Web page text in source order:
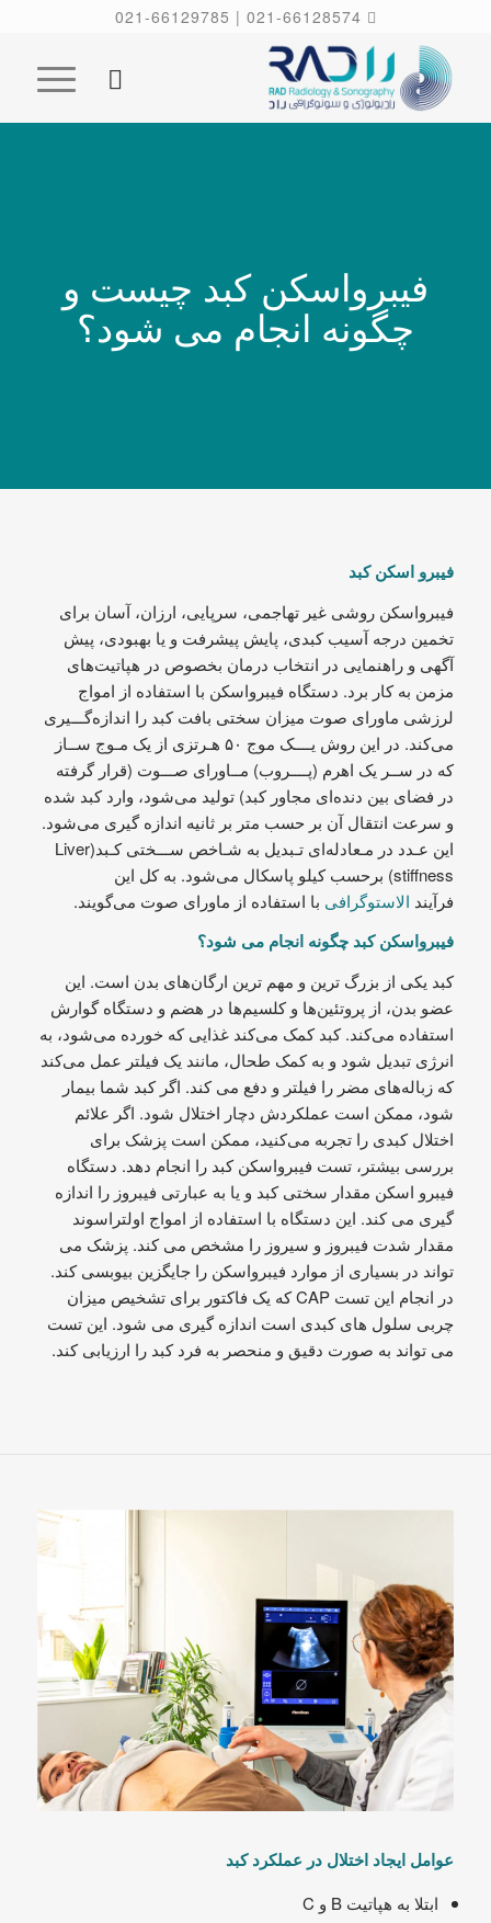
021-66128574
|
021-66129785
فیبرواسکن کبد چیست و
چگونه انجام می شود؟
فيبرو اسكن كبد
فیبرواسکن روشی غیر تهاجمی، سرپایی، ارزان، آسان برای
تخمین درجه آسیب کبدی، پایش پیشرفت و یا بهبودی، پیش
آگهی و راهنمایی در انتخاب درمان بخصوص در هپاتیت‌های
مزمن به کار برد. دستگاه فیبرواسکن با استفاده از امواج
لرزشی ماورای صوت میزان سختی بافت کبد را اندازه‌گـــیری
می‌کند. در این روش یــــک موج ۵۰ هـرتزی از یک مـوج ســاز
که در ســر یک اهرم (پــــروب) مــاورای صـــوت (قرار گرفته
در فضای بین دنده‌ای مجاور کبد) تولید می‌شود، وارد کبد شده
و سرعت انتقال آن بر حسب متر بر ثانیه اندازه گیری می‌شود.
این عـدد در مـعادله‌ای تـبدیل به شـاخص ســـختی کـبد(Liver
stiffness) برحسب کیلو پاسکال می‌شود. به کل این
فرآیند الاستوگرافی با استفاده از ماورای صوت می‌گویند.
فیبرواسکن کبد چگونه انجام می شود؟
کبد یکی از بزرگ‌ ترین و مهم‌ ترین ارگان‌های بدن است. این
عضو بدن، از پروتئین‌ها و کلسیم‌ها در هضم و دستگاه گوارش
استفاده می‌کند. کبد کمک می‌کند غذایی که خورده می‌شود، به
انرژی تبدیل شود و به کمک طحال، مانند یک فیلتر عمل می‌کند
که زباله‌های مضر را فیلتر و دفع می‌ کند. اگر کبد شما بیمار
شود، ممکن است عملکردش دچار اختلال شود. اگر علائم
اختلال کبدی را تجربه می‌کنید، ممکن است پزشک برای
بررسی بیشتر، تست فیبرواسکن کبد را انجام دهد. دستگاه
فیبرو اسکن مقدار سختی کبد و یا به عبارتی فیبروز را اندازه
گیری می کند. این دستگاه با استفاده از امواج اولتراسوند
مقدار شدت فیبروز و سیروز را مشخص می کند. پزشک می
تواند در بسیاری از موارد فیبرواسکن را جایگزین بیوبسی کند.
در انجام این تست CAP که یک فاکتور برای تشخیص میزان
چربی سلول های کبدی است اندازه گیری می شود. این تست
می تواند به صورت دقیق و منحصر به فرد کبد را ارزیابی کند.
عوامل ایجاد اختلال در عملکرد کبد
ابتلا به هپاتیت B و C